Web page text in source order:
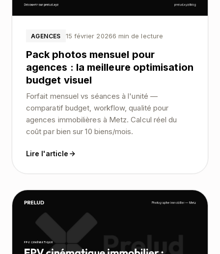
AGENCES 15 février 20266 min de lecture
Pack photos mensuel pour
agences : la meilleure optimisation
budget visuel
Forfait mensuel vs séances à l'unité —
comparatif budget, workflow, qualité pour
agences immobilières à Metz. Calcul réel du
coût par bien sur 10 biens/mois.
Lire l'article